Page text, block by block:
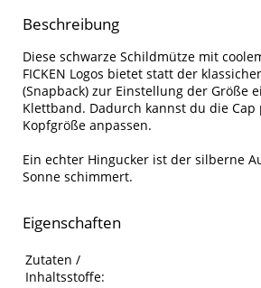
Beschreibung
Diese schwarze Schildmütze mit
FICKEN Logos bietet statt der
(Snapback) zur Einstellung der Größe
Klettband. Dadurch kannst du die
Kopfgröße anpassen.
Ein echter Hingucker ist der silberne
Sonne schimmert.
Eigenschaften
Eigenschaften des Produkts
Eigenschaft
Zutaten /
Inhaltsstoffe: